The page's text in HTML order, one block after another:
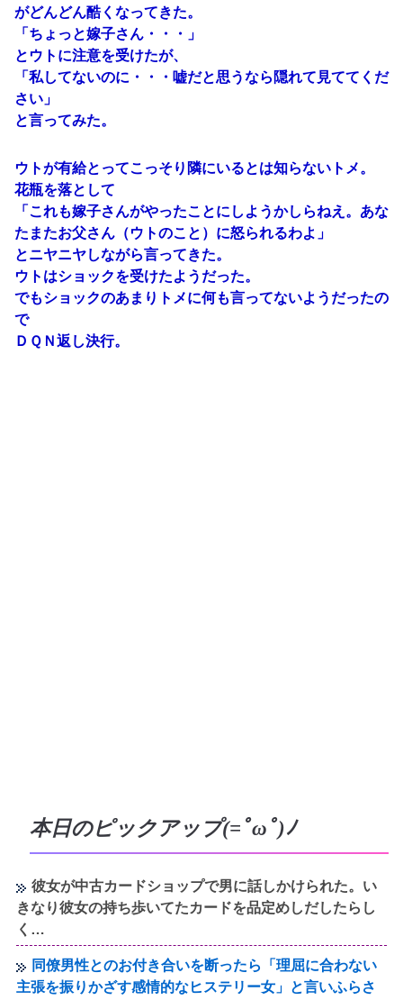
がどんどん酷くなってきた。
「ちょっと嫁子さん・・・」
とウトに注意を受けたが、
「私してないのに・・・嘘だと思うなら隠れて見ててくだ
さい」
と言ってみた。
ウトが有給とってこっそり隣にいるとは知らないトメ。
花瓶を落として
「これも嫁子さんがやったことにしようかしらねえ。あな
たまたお父さん（ウトのこと）に怒られるわよ」
とニヤニヤしながら言ってきた。
ウトはショックを受けたようだった。
でもショックのあまりトメに何も言ってないようだったの
で
ＤＱＮ返し決行。
本日のピックアップ(=ﾟωﾟ)ﾉ
彼女が中古カードショップで男に話しかけられた。い
きなり彼女の持ち歩いてたカードを品定めしだしたらし
く…
同僚男性とのお付き合いを断ったら「理屈に合わない
主張を振りかざす感情的なヒステリー女」と言いふらさ